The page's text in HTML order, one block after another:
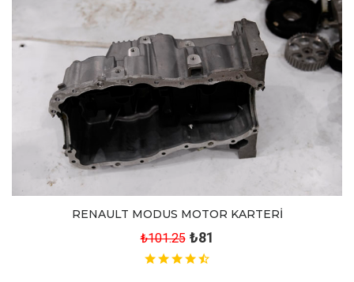
RENAULT MODUS MOTOR KARTERİ
₺101.25 ₺81